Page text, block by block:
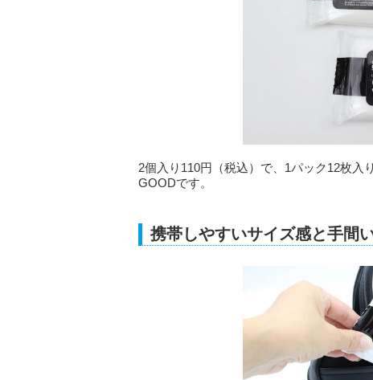
2個入り110円（税込）で、1パック12枚入
GOODです。
携帯しやすいサイズ感と手間